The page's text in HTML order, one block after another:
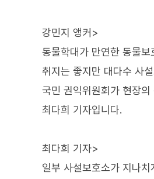
강민지 앵커>
동물학대가 만연한 동물
취지는 좋지만 대다수 사
국민 권익위원회가 현장
최다희 기자입니다.
최다희 기자>
일부 사설보호소가 지나